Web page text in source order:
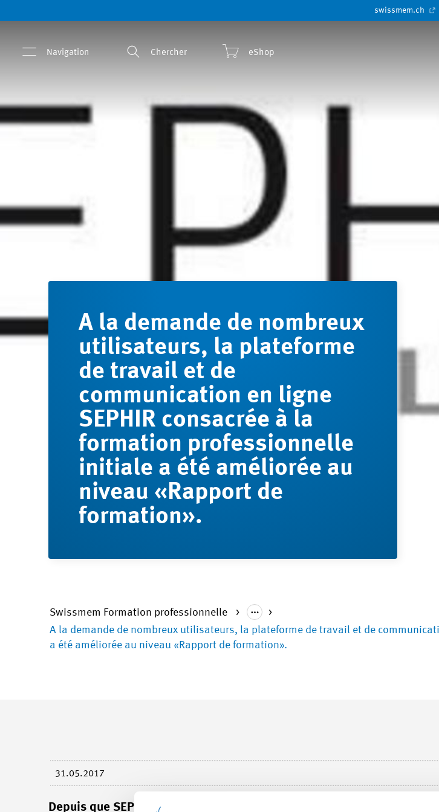
swissmem.ch
Navigation Chercher eShop
A la demande de nombreux
utilisateurs, la plateforme
de travail et de
communication en ligne
SEPHIR consacrée à la
formation professionnelle
initiale a été améliorée au
niveau «Rapport de
formation».
Swissmem Formation professionnelle
A la demande de nombreux utilisateurs, la plateforme de travail et de
a été améliorée au niveau «Rapport de formation».
31.05.2017
Depuis que SEPHIR a passé du projet pilote en 2012 à l’exploitation